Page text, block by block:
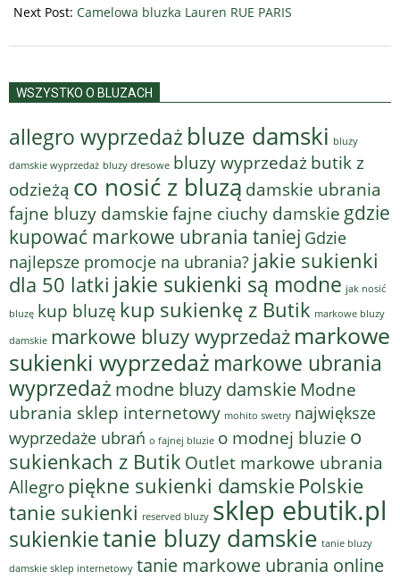
Next Post: Camelowa bluzka Lauren RUE PARIS
WSZYSTKO O BLUZACH
allegro wyprzedaż bluze damski bluzy
damskie wyprzedaż bluzy dresowe bluzy wyprzedaż butik z
odzieżą co nosić z bluzą damskie ubrania
fajne bluzy damskiefajne ciuchy damskie gdzie
kupować markowe ubrania taniej Gdzie
najlepsze promocje na ubrania? jakie sukienki
dla 50 latki jakie sukienki są modne jak nosić
bluzę kup bluzę kup sukienkę z Butik markowe bluzy
damskie markowe bluzy wyprzedaż markowe
sukienki wyprzedaż markowe ubrania
wyprzedaż modne bluzy damskie Modne
ubrania sklep internetowy mohito swetry największe
wyprzedaże ubrań o fajnej bluzie o modnej bluzie o
sukienkach z Butik Outlet markowe ubrania
Allegropiękne sukienki damskie Polskie
tanie sukienki reserved bluzy sklep ebutik.pl
sukienkietanie bluzy damskie tanie bluzy
damskie sklep internetowy tanie markowe ubrania online